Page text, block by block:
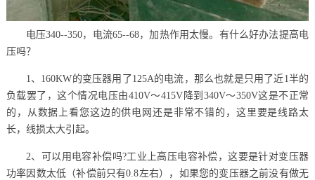
电压340--350，电流65--68，加热作用太慢。有什么好办法提高电
压吗？
1、160KW的变压器用了125A的电流，那么也就是只用了近1半的
负载罢了，这个情况电压由410V～415V降到340V～350V这是不正常
的，从数据上看您这边的供电网还是非常不错的，这里要是线路太
长，线损太大引起。
2、可以用电容补偿吗?工业上高压电容补偿，这要是针对变压器
功率因数太低（补偿前只有0.8左右），如果您的变压器之前没有做无